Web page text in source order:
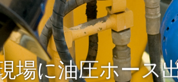
場に油圧ホース